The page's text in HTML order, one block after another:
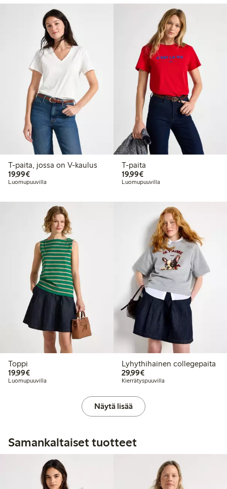
T-paita, jossa on V-kaulus
19,99€19,99 €
Luomupuuvilla
T-paita
19,99€19,99 €
Luomupuuvilla
Toppi
19,99€19,99 €
Luomupuuvilla
Lyhythihainen collegepaita
29,99€29,99 €
Kierrätyspuuvilla
Näytä lisää
Samankaltaiset tuotteet